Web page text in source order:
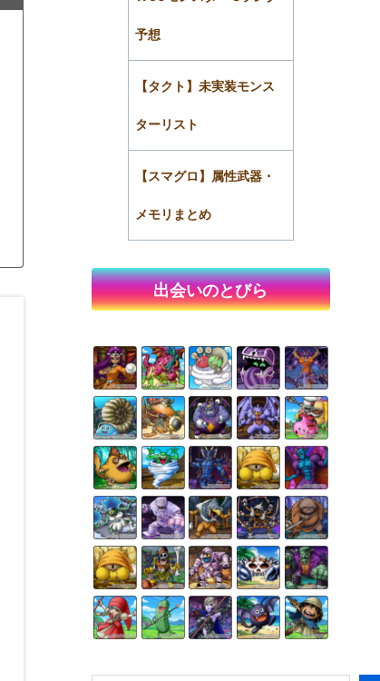
予想
【タクト】未実装モンス
ターリスト
【スマグロ】属性武器・
メモリまとめ
出会いのとびら